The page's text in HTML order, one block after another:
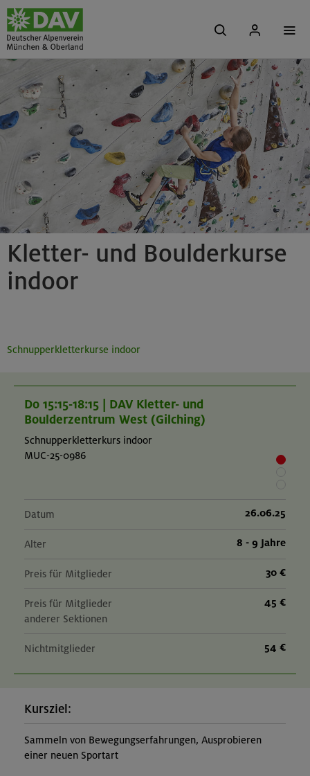
Kletter- und Boulderkurse
indoor
Schnupperkletterkurse indoor
Do 15:15-18:15 | DAV Kletter- und
Boulderzentrum West (Gilching)
Schnupperkletterkurs indoor
MUC-25-0986
Datum 26.06.25
Alter 8 - 9 Jahre
Preis für Mitglieder 30 €
Preis für Mitglieder
anderer Sektionen
45 €
Nichtmitglieder 54 €
Kursziel:
Sammeln von Bewegungserfahrungen, Ausprobieren
einer neuen Sportart